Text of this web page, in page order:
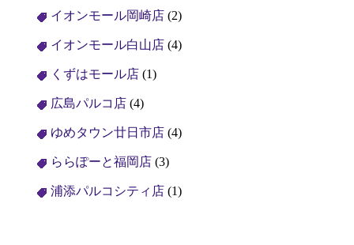
イオンモール岡崎店 (2)
イオンモール白山店 (4)
くずはモール店 (1)
広島パルコ店 (4)
ゆめタウン廿日市店 (4)
ららぽーと福岡店 (3)
浦添パルコシティ店 (1)